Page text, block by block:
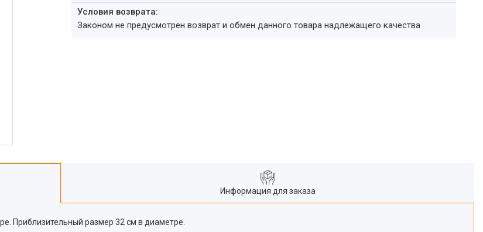
Законом не предусмотрен возврат и обмен данного товара надлежащего качества
Информация для заказа
Приблизительный размер 32 см в диаметре.